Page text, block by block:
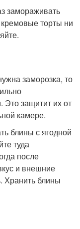
замораживать
торты ни
заморозка, то
защитит их от
камере.
блины с ягодной
туда
после
и внешние
Хранить блины